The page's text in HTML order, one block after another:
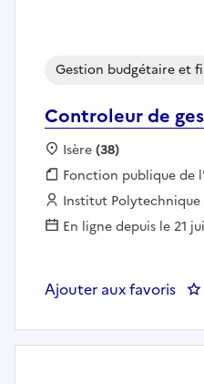
Controleur de
Gestion budgétaire et
Localisation :
Isère(38)
Fonction publique :
Fonction publique de
Employeur :
Institut
En ligne depuis le 21
Ajouter aux favoris :